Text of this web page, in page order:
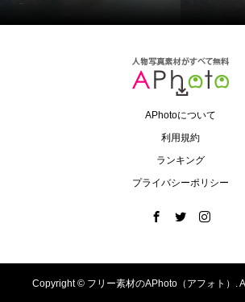
APhotoについて
利用規約
ランキング
プライバシーポリシー
Copyright © フリー素材のAPhoto（アフォト）.